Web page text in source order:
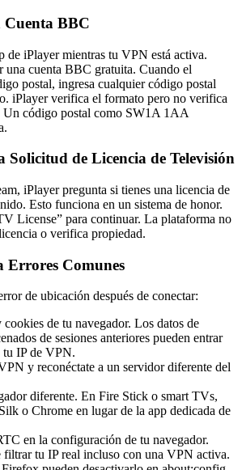
Cuenta BBC
de iPlayer mientras tu VPN está activa.
una cuenta BBC gratuita. Cuando el
postal, ingresa cualquier código postal
iPlayer verifica el formato pero no verifica
Un código postal como SW1A 1AA
Solicitud de Licencia de Televisión
iPlayer pregunta si tienes una licencia de
Esto funciona en un sistema de honor.
License” para continuar. La plataforma no
o verifica propiedad.
Errores Comunes
de ubicación después de conectar:
de tu navegador. Los datos de
de sesiones anteriores pueden entrar
IP de VPN.
y reconéctate a un servidor diferente del
diferente. En Fire Stick o smart TVs,
o Chrome en lugar de la app dedicada de
en la configuración de tu navegador.
filtrar tu IP real incluso con una VPN activa.